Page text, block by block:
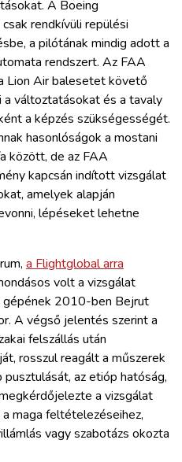
A Boeing
rendkívüli repülési
a pilótának mindig adott a
rendszert. Az FAA
Lion Air balesetet követő
változtatásokat és a tavaly
a képzés szükségességét.
hasonlóságok a mostani
között, de az FAA
kapcsán indított vizsgálat
amelyek alapján
lépéseket lehetne
a Flightglobal arra
volt a vizsgálat
2010-ben Bejrut
A végső jelentés szerint a
felszállás után
rosszul reagált a műszerek
az etióp hatóság,
a vizsgálat
maga feltételezéseihez,
vagy szabotázs okozta